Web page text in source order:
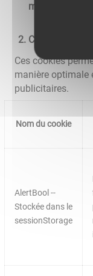
moyens de s'y
Cookies
Ces cookies
manière optimale
publicitaires.
Nom du cookie
AlertBool --
Stockée dans le
sessionStorage